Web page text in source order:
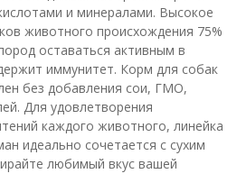
и минералами. Высокое
животного происхождения 75%
оставаться активным в
иммунитет. Корм для собак
без добавления сои, ГМО,
Для удовлетворения
каждого животного, линейка
идеально сочетается с сухим
любимый вкус вашей